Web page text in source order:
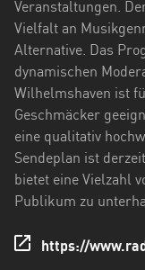
Pfalz
Saarland
Sachsen-
Anhalt
Schleswig-
Holstein
Thüringen
Veranstaltungen.
Vielfalt an
Alternative. Das
dynamischen
Wilhelmshaven ist
Geschmäcker
eine qualitativ
Sendeplan ist
bietet eine Vielzahl
Publikum zu
https://